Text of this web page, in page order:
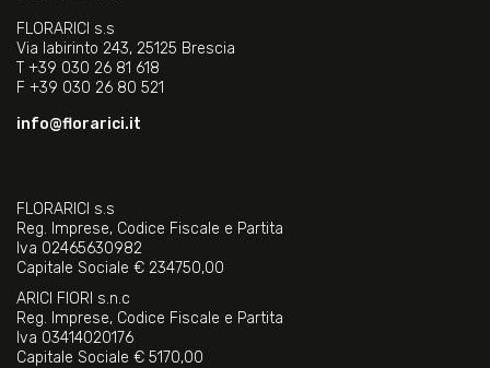
FLORARICI s.s
Via labirinto 243, 25125 Brescia
T +39 030 26 81 618
F +39 030 26 80 521
info@florarici.it
FLORARICI s.s
Reg. Imprese, Codice Fiscale e Partita
Iva 02465630982
Capitale Sociale € 234750,00
ARICI FIORI s.n.c
Reg. Imprese, Codice Fiscale e Partita
Iva 03414020176
Capitale Sociale € 5170,00